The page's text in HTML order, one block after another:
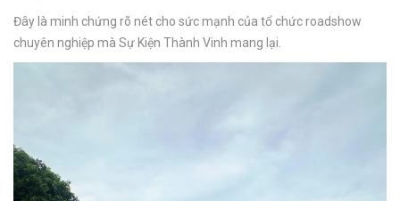
Đây là minh chứng rõ nét cho sức mạnh của tổ chức roadshow
chuyên nghiệp mà Sự Kiện Thành Vinh mang lại.